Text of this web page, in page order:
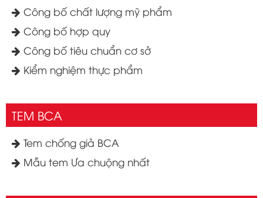
Công bố chất lượng mỹ phẩm
Công bố hợp quy
Công bố tiêu chuẩn cơ sở
Kiểm nghiệm thực phẩm
TEM BCA
Tem chống giả BCA
Mẫu tem Ưa chuộng nhất